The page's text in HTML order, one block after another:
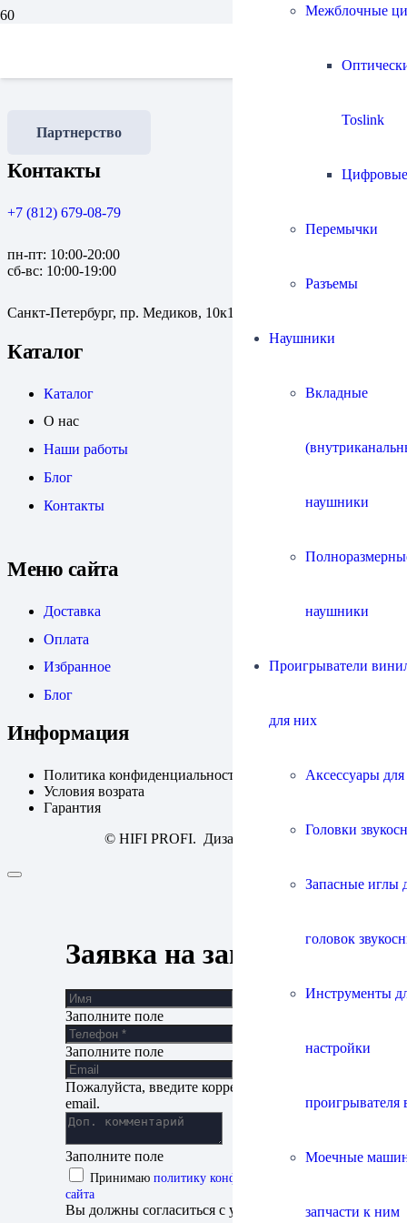
Межблочные
Toslink
Цифровые
Перемычки
Разъемы
Наушники
Вкладные
наушники
наушники
Проигрыватели
для них
Аксессуары
Головки
Запасные иглы
головок
Инструменты
настройки
проигрывателя
Моечные
запчасти к ним
Партнерство
Контакты
+7 (812) 679-08-79
пн-пт: 10:00-20:00
сб-вс: 10:00-19:00
Санкт-Петербург, пр. Медиков, 10к1
Каталог
Каталог
О нас
Наши работы
Блог
Контакты
Меню сайта
Доставка
Оплата
Избранное
Блог
Информация
Политика конфиденциальности
Условия возрата
Гарантия
© HIFI PROFI. Дизайн:
fineweb
Заявка на запись
Заполните поле
Заполните поле
Пожалуйста, введите корректный адрес
email.
Заполните поле
Принимаю политику конфиденциальности
сайта
Вы должны согласиться с условиями для